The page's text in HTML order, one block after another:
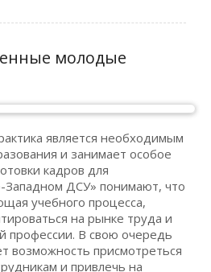
молодые
является необходимым
и занимает особое
кадров для
ДСУ» понимают, что
учебного процесса,
на рынке труда и
профессии. В свою очередь
возможность присмотреться
и привлечь на